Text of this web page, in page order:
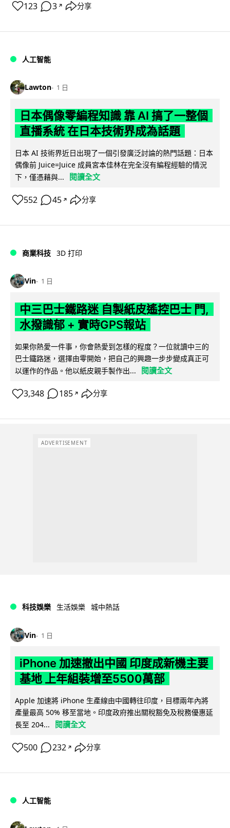
123 3 ↗ 分享
人工智能
Lawton 1 日
日本偶像零編程知識 靠 AI 搞了一整個
直播系統 在日本技術界成為話題
日本 AI 技術界近日出現了一個引發廣泛討論的熱門話題：日本
偶像前 Juice=Juice 成員宮本佳林在完全沒有編程經驗的情況
下，僅憑藉與...
閱讀全文
552 45 ↗ 分享
商業科技 3D 打印
Vin 1 日
中三巴士鐵路迷 自製紙皮遙控巴士 門,
水撥識郁 + 實時GPS報站
如果你熱愛一件事，你會熱愛到怎樣的程度？一位就讀中三的
巴士鐵路迷，選擇由零開始，把自己的興趣一步步變成真正可
以運作的作品。他以紙皮親手製作出...
閱讀全文
3,348 185 ↗ 分享
ADVERTISEMENT
科技娛樂 生活娛樂 城中熱話
Vin 1 日
iPhone 加速撤出中國 印度成新機主要
基地 上年組裝增至5500萬部
Apple 加速將 iPhone 生產線由中國轉往印度，目標兩年內將
產量最高 50% 移至當地。印度政府推出關稅豁免及稅務優惠延
長至 204...
閱讀全文
500 232 ↗ 分享
人工智能